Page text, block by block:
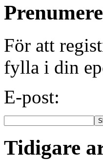
För att
fylla i din
E-post:
Tidigare